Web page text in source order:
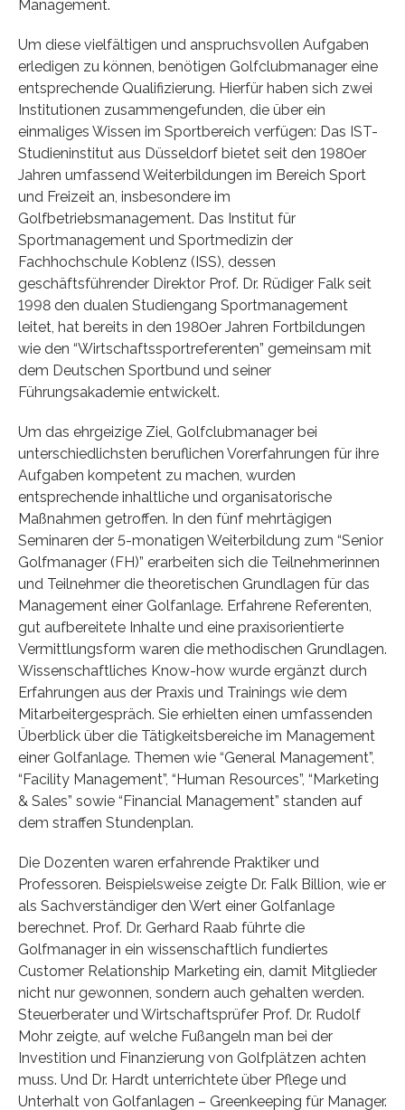
Management.
Um diese vielfältigen und anspruchsvollen Aufgaben
erledigen zu können, benötigen Golfclubmanager eine
entsprechende Qualifizierung. Hierfür haben sich zwei
Institutionen zusammengefunden, die über ein
einmaliges Wissen im Sportbereich verfügen: Das IST-
Studieninstitut aus Düsseldorf bietet seit den 1980er
Jahren umfassend Weiterbildungen im Bereich Sport
und Freizeit an, insbesondere im
Golfbetriebsmanagement. Das Institut für
Sportmanagement und Sportmedizin der
Fachhochschule Koblenz (ISS), dessen
geschäftsführender Direktor Prof. Dr. Rüdiger Falk seit
1998 den dualen Studiengang Sportmanagement
leitet, hat bereits in den 1980er Jahren Fortbildungen
wie den “Wirtschaftssportreferenten” gemeinsam mit
dem Deutschen Sportbund und seiner
Führungsakademie entwickelt.
Um das ehrgeizige Ziel, Golfclubmanager bei
unterschiedlichsten beruflichen Vorerfahrungen für ihre
Aufgaben kompetent zu machen, wurden
entsprechende inhaltliche und organisatorische
Maßnahmen getroffen. In den fünf mehrtägigen
Seminaren der 5-monatigen Weiterbildung zum “Senior
Golfmanager (FH)” erarbeiten sich die Teilnehmerinnen
und Teilnehmer die theoretischen Grundlagen für das
Management einer Golfanlage. Erfahrene Referenten,
gut aufbereitete Inhalte und eine praxisorientierte
Vermittlungsform waren die methodischen Grundlagen.
Wissenschaftliches Know-how wurde ergänzt durch
Erfahrungen aus der Praxis und Trainings wie dem
Mitarbeitergespräch. Sie erhielten einen umfassenden
Überblick über die Tätigkeitsbereiche im Management
einer Golfanlage. Themen wie “General Management”,
“Facility Management”, “Human Resources”, “Marketing
& Sales” sowie “Financial Management” standen auf
dem straffen Stundenplan.
Die Dozenten waren erfahrende Praktiker und
Professoren. Beispielsweise zeigte Dr. Falk Billion, wie er
als Sachverständiger den Wert einer Golfanlage
berechnet. Prof. Dr. Gerhard Raab führte die
Golfmanager in ein wissenschaftlich fundiertes
Customer Relationship Marketing ein, damit Mitglieder
nicht nur gewonnen, sondern auch gehalten werden.
Steuerberater und Wirtschaftsprüfer Prof. Dr. Rudolf
Mohr zeigte, auf welche Fußangeln man bei der
Investition und Finanzierung von Golfplätzen achten
muss. Und Dr. Hardt unterrichtete über Pflege und
Unterhalt von Golfanlagen – Greenkeeping für Manager.